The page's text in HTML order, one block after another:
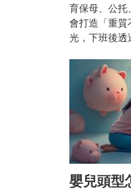
育保母、公托
會打造「重質
光，下班後透
育兒。